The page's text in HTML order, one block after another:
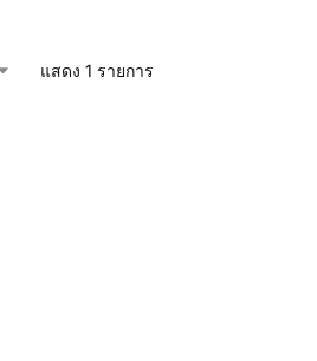
แสดง 1 รายการ